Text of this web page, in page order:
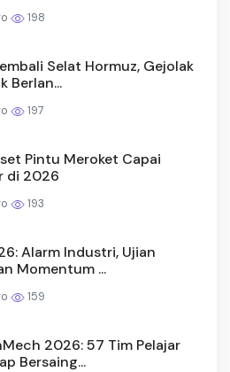
198
Selat Hormuz, Gejolak
Berlan...
197
Pintu Meroket Capai
di 2026
193
Alarm Industri, Ujian
Momentum ...
159
2026: 57 Tim Pelajar
Bersaing...